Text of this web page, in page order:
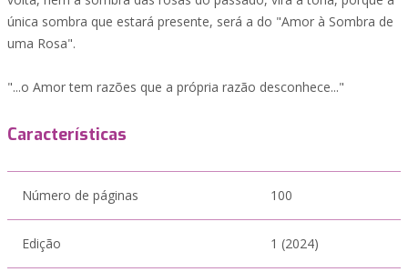
única sombra que estará presente, será a do "Amor à Sombra de
uma Rosa".
"...o Amor tem razões que a própria razão desconhece..."
Características
Número de páginas 100
Edição 1 (2024)